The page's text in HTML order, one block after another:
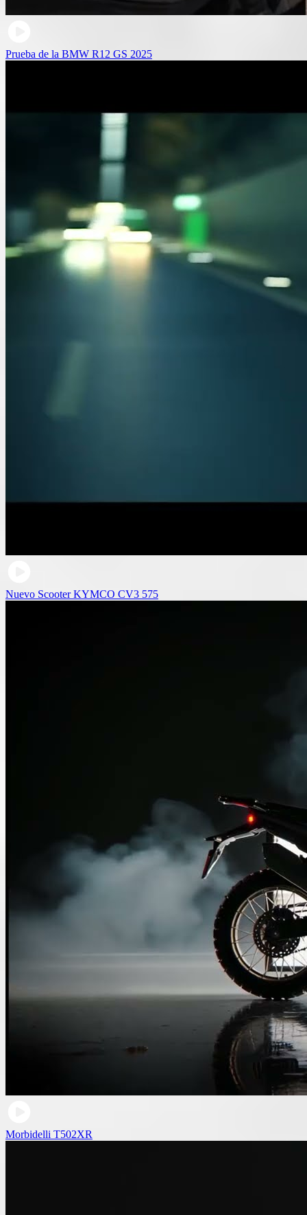
Prueba de la BMW R12 GS 2025
Nuevo Scooter KYMCO CV3 575
Morbidelli T502XR